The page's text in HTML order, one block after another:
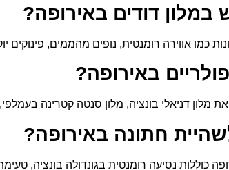
דודים באירופה?
אווירה רומנטית, נופים מהממים, פינוקים
באירופה?
מלון דניאלי בונציה, מלון סנטה קטרינה
חתונה באירופה?
כוללות נסיעה רומנטית בגונדולה בונציה,